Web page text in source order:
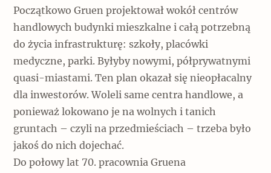
Początkowo Gruen projektował wokół centrów
handlowych budynki mieszkalne i całą potrzebną
do życia infrastrukturę: szkoły, placówki
medyczne, parki. Byłyby nowymi, półprywatnymi
quasi-miastami. Ten plan okazał się nieopłacalny
dla inwestorów. Woleli same centra handlowe, a
ponieważ lokowano je na wolnych i tanich
gruntach – czyli na przedmieściach – trzeba było
jakoś do nich dojechać.
Do połowy lat 70. pracownia Gruena